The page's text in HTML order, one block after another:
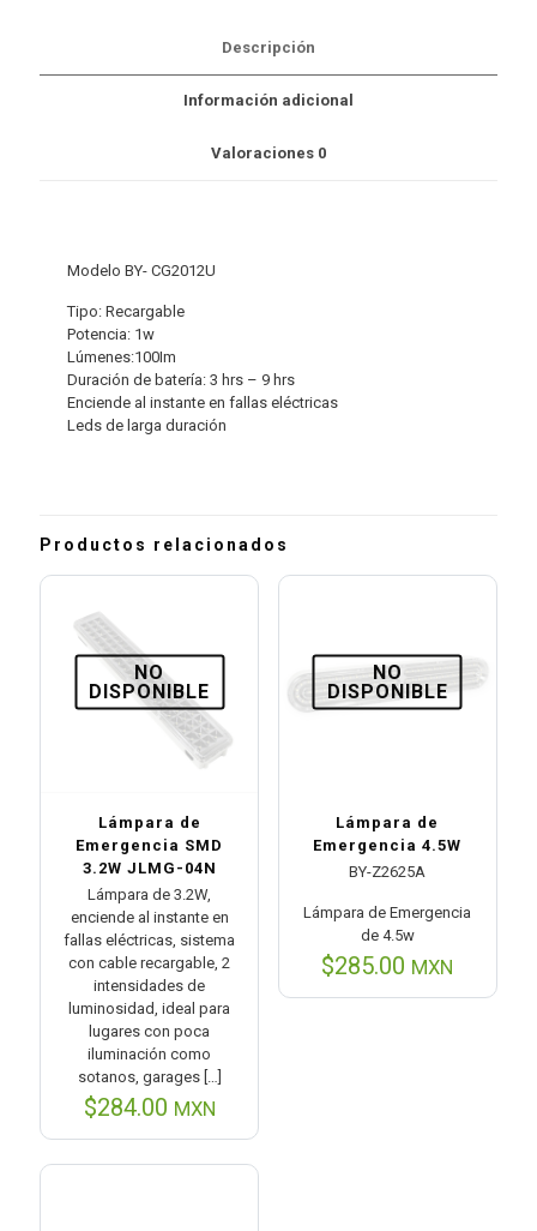
Descripción
Información adicional
Valoraciones 0
Modelo BY- CG2012U
Tipo: Recargable
Potencia: 1w
Lúmenes:100Im
Duración de batería: 3 hrs – 9 hrs
Enciende al instante en fallas eléctricas
Leds de larga duración
Productos relacionados
NO
DISPONIBLE
Lámpara de
Emergencia SMD
3.2W JLMG-04N
Lámpara de 3.2W,
enciende al instante en
fallas eléctricas, sistema
con cable recargable, 2
intensidades de
luminosidad, ideal para
lugares con poca
iluminación como
sotanos, garages[…]
$284.00 MXN
NO
DISPONIBLE
Lámpara de
Emergencia 4.5W
BY-Z2625A
Lámpara de Emergencia
de 4.5w
$285.00 MXN